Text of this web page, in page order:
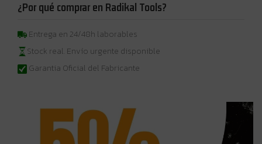
¿Por qué comprar en Radikal Tools?
Entrega en 24/48h laborables
Stock real. Envío urgente disponible
Garantia Oficial del Fabricante